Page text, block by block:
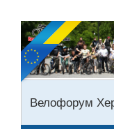
Велофорум